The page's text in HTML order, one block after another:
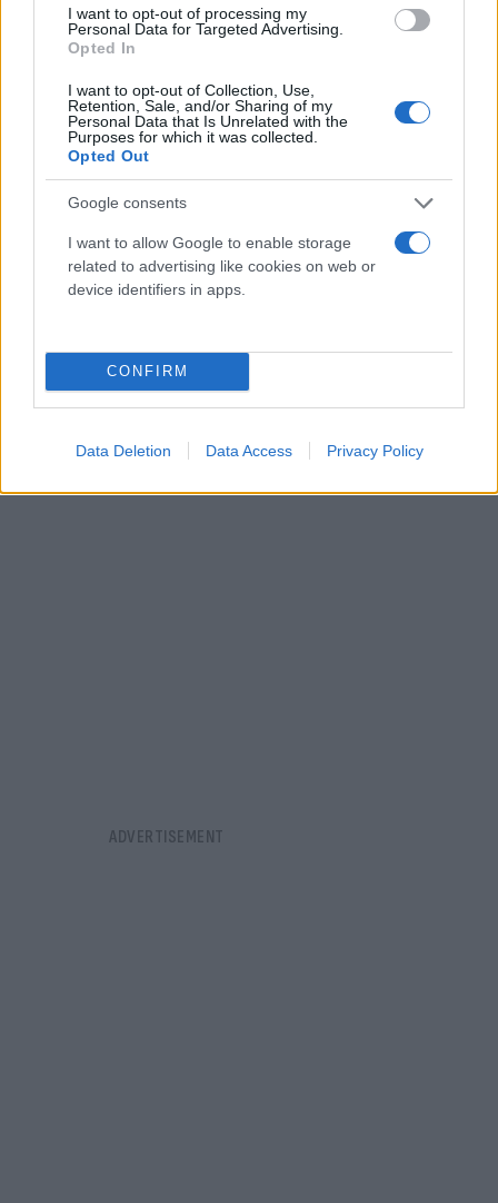
I want to opt-out of processing my
Personal Data for Targeted Advertising.
Opted In
I want to opt-out of Collection, Use,
Retention, Sale, and/or Sharing of my
Personal Data that Is Unrelated with the
Purposes for which it was collected.
Opted Out
Google consents
I want to allow Google to enable storage
related to advertising like cookies on web or
device identifiers in apps.
CONFIRM
Data Deletion Data Access Privacy Policy
Μέσα στην Πέμπτη θα επικρατήσει άστατος καιρός
με βροχές κυρίως στη δυτική, την κεντρική τη
βόρεια χώρα και σταδιακά και σποραδικές
καταιγίδες στα Επτάνησα, τη δυτική Πελοπόννησο,
ενώ σταδιακά μπόρες και καταιγίδες αναμένονται
και στο ανατολικό Αιγαίο, τη νότια Κρήτη και πιο
μεμονωμένα στην ανατολική Στερεά και τις
Θυελλώδεις άνεμοι έως 6-8 και στο βόρειο Αιγαίο
Η θερμοκρασία δε θα αλλάξει σημαντικά και θα
13-15 και στην ανατολική και νότια στους 16-18οC.